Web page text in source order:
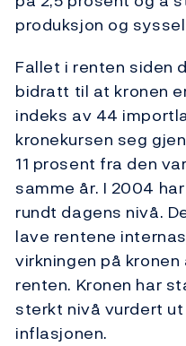
produksjon og
Fallet i renten siden
bidratt til at kronen
indeks av 44
kronekursen seg
11 prosent fra den
samme år. I 2004
rundt dagens nivå.
lave rentene
virkningen på
renten. Kronen har
sterkt nivå vurdert
inflasjonen.